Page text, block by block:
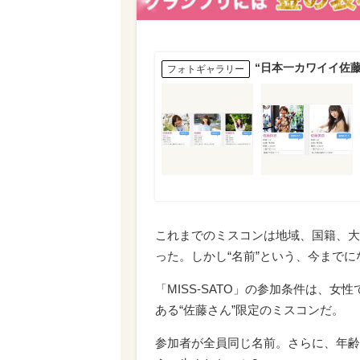
フォトギャラリー “日本一カワイイ佐
これまでのミスコンは地域、国籍、
った。しかし“名前”という、今まで
「MISS-SATO」の参加条件は、女
ある“佐藤さん”限定のミスコンだ。
参加者が全員同じ名前。さらに、年